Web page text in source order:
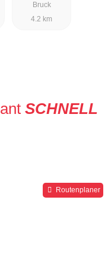
Bruck
4.2 km
SCHNELL
Routenplaner